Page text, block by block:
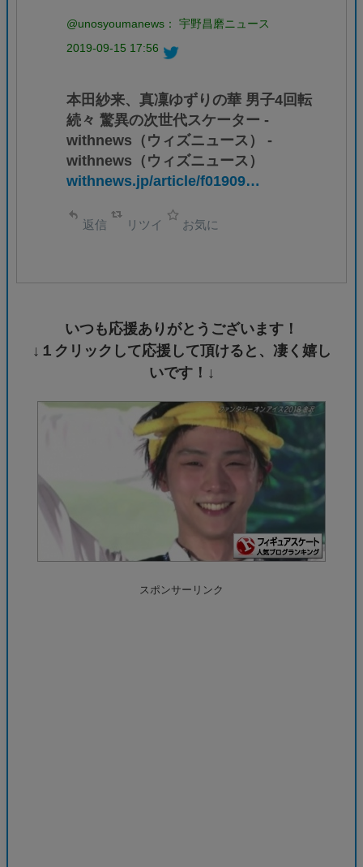
@unosyoumanews： 宇野昌磨ニュース
2019-09-15 17:56
本田紗来、真凜ゆずりの華 男子4回転
続々 驚異の次世代スケーター -
withnews（ウィズニュース） -
withnews（ウィズニュース）
withnews.jp/article/f01909…
返信 リツイ お気に
いつも応援ありがとうございます！
↓１クリックして応援して頂けると、凄く嬉し
いです！↓
スポンサーリンク